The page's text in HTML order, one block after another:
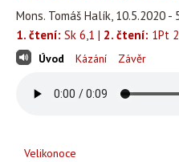
Mons. Tomáš Halík, 10.5.2020
1. čtení: Sk 6,1 | 2. čtení: 1Pt
Úvod Kázání Závěr
Velikonoce